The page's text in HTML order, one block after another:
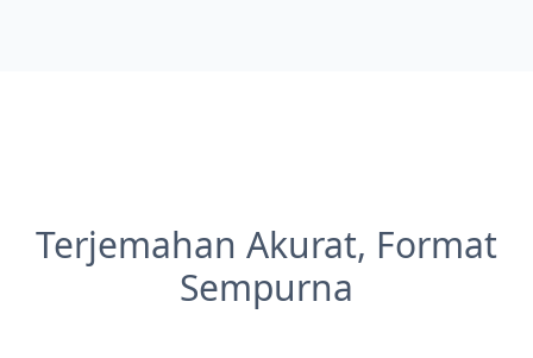
Terjemahan Akurat, Format
Sempurna